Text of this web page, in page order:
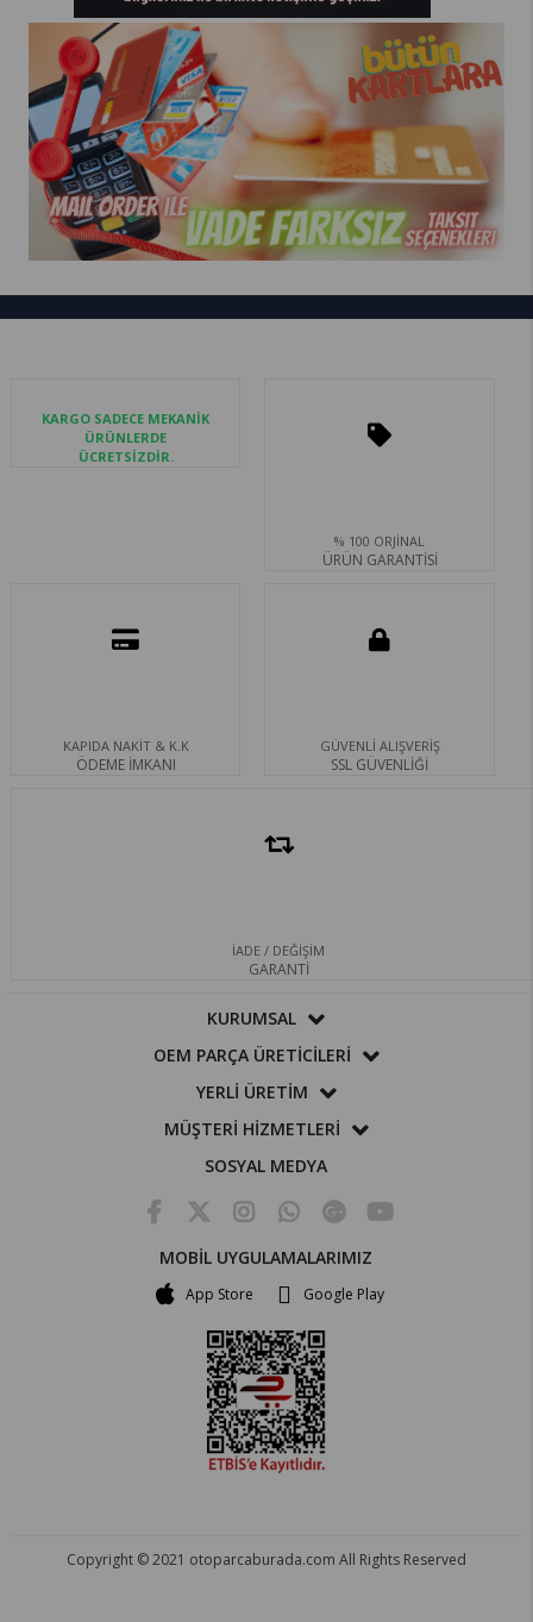
KARGO SADECE MEKANİK
ÜRÜNLERDE
ÜCRETSİZDİR.
% 100 ORJİNAL
ÜRÜN GARANTİSİ
KAPIDA NAKİT & K.K
ÖDEME İMKANI
GÜVENLİ ALIŞVERİŞ
SSL GÜVENLİĞİ
İADE / DEĞİŞİM
GARANTİ
KURUMSAL
OEM PARÇA ÜRETİCİLERİ
YERLİ ÜRETİM
MÜŞTERİ HİZMETLERİ
SOSYAL MEDYA
MOBİL UYGULAMALARIMIZ
App Store Google Play
Copyright © 2021 otoparcaburada.com All Rights Reserved